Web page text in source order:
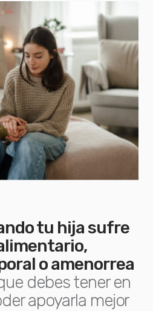
tu hija sufre
o amenorrea
debes tener en
apoyarla mejor